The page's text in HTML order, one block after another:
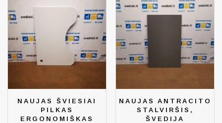
NAUJAS ŠVIESIAI
PILKAS
ERGONOMIŠKAS
NAUJAS ANTRACITO
STALVIRŠIS,
ŠVEDIJA